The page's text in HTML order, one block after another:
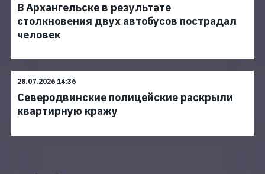
В Архангельске в результате
столкновения двух автобусов пострадал
человек
28.07.2026 14:36
Северодвинские полицейские раскрыли
квартирную кражу